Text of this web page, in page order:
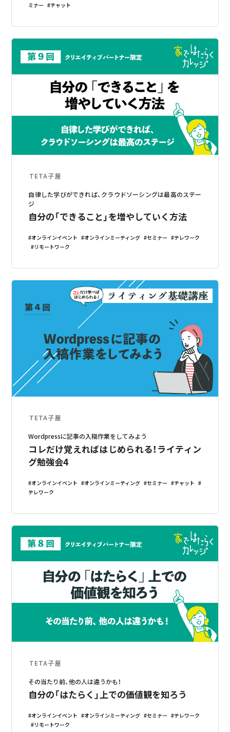
ミナー
チャット
TETA子屋
自律した学びができれば、クラウドソーシングは最高のステー
ジ
自分の「できること」を増やしていく方法
オンラインイベント オンラインミーティング セミナー
テレワーク
リモートワーク
TETA子屋
Wordpressに記事の入稿作業をしてみよう
コレだけ覚えればはじめられる！ライティン
グ勉強会4
オンラインイベント オンラインミーティング セミナー
チャット
テレワーク
TETA子屋
その当たり前、他の人は違うかも！
自分の「はたらく」上での価値観を知ろう
オンラインイベント オンラインミーティング セミナー
テレワーク
リモートワーク